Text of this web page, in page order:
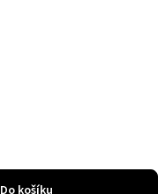
Do košíku